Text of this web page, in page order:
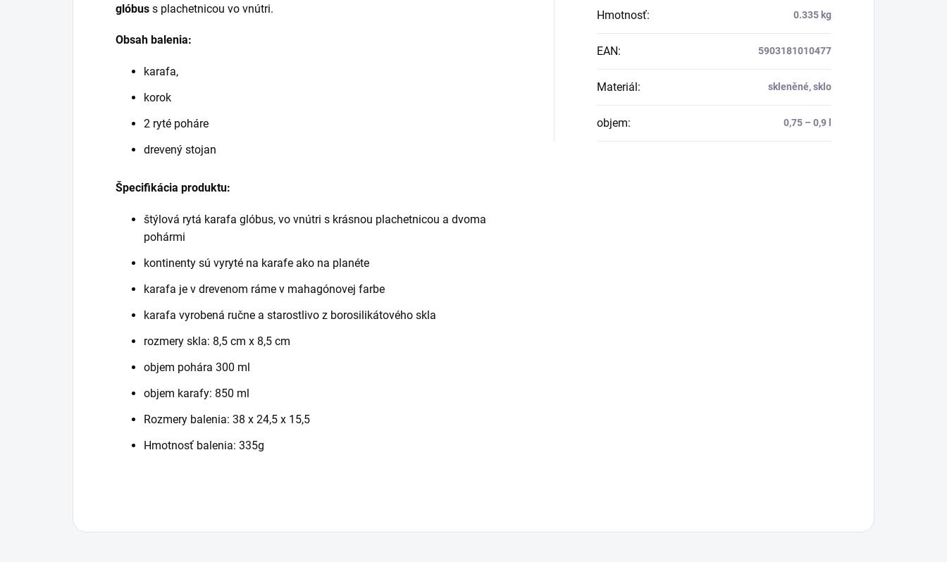
glóbus s plachetnicou vo vnútri.
Obsah balenia:
karafa,
korok
2 ryté poháre
drevený stojan
Špecifikácia produktu:
štýlová rytá karafa glóbus, vo vnútri s krásnou plachetnicou a dvoma
pohármi
kontinenty sú vyryté na karafe ako na planéte
karafa je v drevenom ráme v mahagónovej farbe
karafa vyrobená ručne a starostlivo z borosilikátového skla
rozmery skla: 8,5 cm x 8,5 cm
objem pohára 300 ml
objem karafy: 850 ml
Rozmery balenia: 38 x 24,5 x 15,5
Hmotnosť balenia: 335g
Hmotnosť: 0.335 kg
EAN: 5903181010477
Materiál : skleněné, sklo
objem: 0,75 – 0,9 l